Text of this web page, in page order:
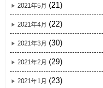
2021年5月 (21)
2021年4月 (22)
2021年3月 (30)
2021年2月 (29)
2021年1月 (23)